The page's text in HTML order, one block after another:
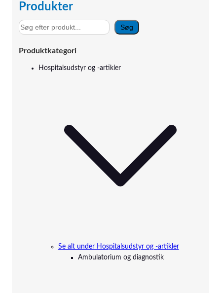
Produkter
S
ø
Søg
Produktkategori
Hospitalsudstyr og -artikler
Se alt under Hospitalsudstyr og -artikler
Ambulatorium og diagnostik